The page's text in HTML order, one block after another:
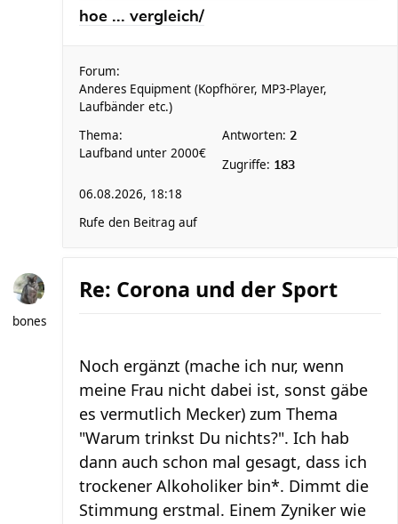
hoe ... vergleich/
Forum:
Anderes Equipment (Kopfhörer, MP3-Player,
Laufbänder etc.)
Thema:
Laufband unter 2000€
Antworten: 2
Zugriffe: 183
06.08.2026, 18:18
Rufe den Beitrag auf
bones
Re: Corona und der Sport
Noch ergänzt (mache ich nur, wenn
meine Frau nicht dabei ist, sonst gäbe
es vermutlich Mecker) zum Thema
"Warum trinkst Du nichts?". Ich hab
dann auch schon mal gesagt, dass ich
trockener Alkoholiker bin*. Dimmt die
Stimmung erstmal. Einem Zyniker wie